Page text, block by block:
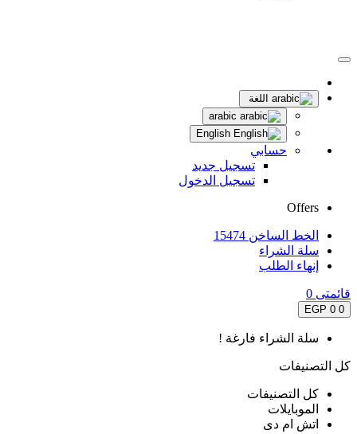
اللغة
حسابي
تسجيل جديد
تسجيل الدخول
Offers
الخط الساخن 15474
سلة الشراء
إنهاء الطلب
قائمتى 0
0
0 EGP
سلة الشراء فارغة !
كل التصنيفات
كل التصنيفات
الموبايلات
اتش ام دى